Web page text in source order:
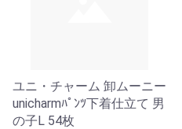
ユニ・チャーム 卸ムーニー
unicharmﾊﾟﾝﾂ下着仕立て 男
の子L 54枚